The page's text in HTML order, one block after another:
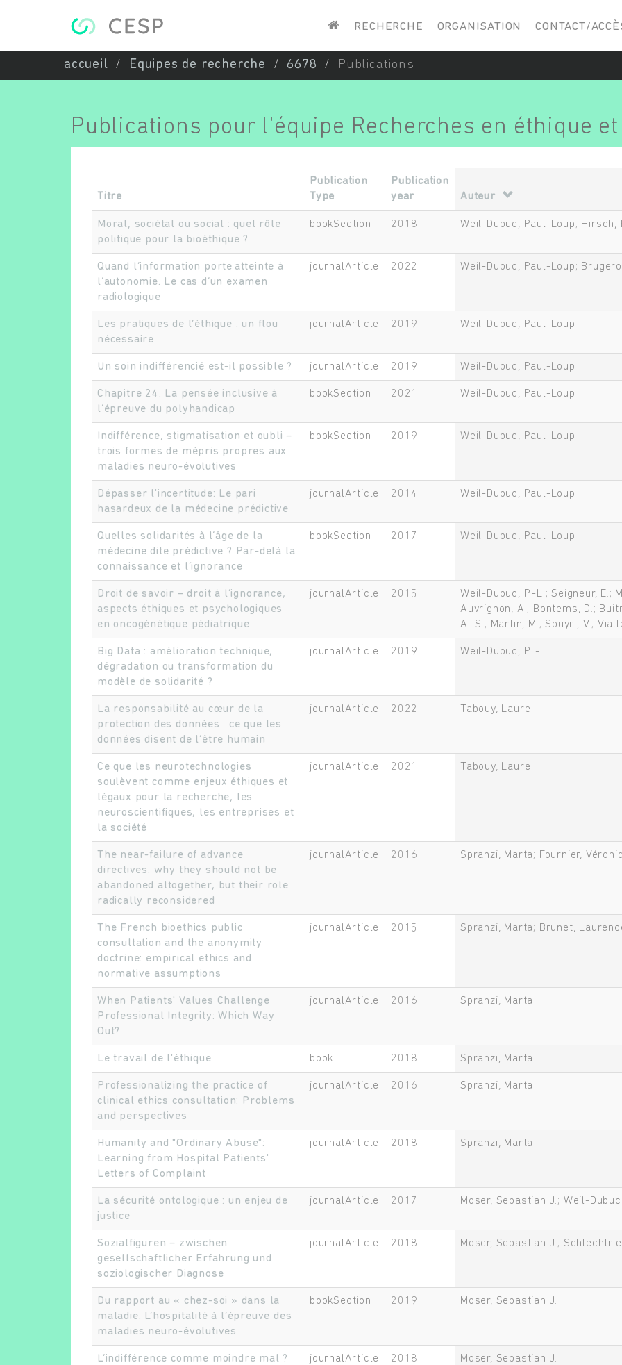
RECHERCHE ORGANISATION CONTACT/
accueil Equipes de recherche 6678 Publications
Publications pour l'équipe Recherches en éthique
Titre
Publication
Type
Publication
year
Auteur
Moral, sociétal ou social : quel rôle
politique pour la bioéthique ?
bookSection 2018 Weil-Dubuc, Paul-Loup; Hirsch,
Quand l’information porte atteinte à
l’autonomie. Le cas d’un examen
radiologique
journalArticle 2022 Weil-Dubuc, Paul-Loup;
Les pratiques de l’éthique : un flou
nécessaire
journalArticle 2019 Weil-Dubuc, Paul-Loup
Un soin indifférencié est-il possible ? journalArticle 2019 Weil-Dubuc, Paul-Loup
Chapitre 24. La pensée inclusive à
l’épreuve du polyhandicap
bookSection 2021 Weil-Dubuc, Paul-Loup
Indifférence, stigmatisation et oubli –
trois formes de mépris propres aux
maladies neuro-évolutives
bookSection 2019 Weil-Dubuc, Paul-Loup
Dépasser l'incertitude: Le pari
hasardeux de la médecine prédictive
journalArticle 2014 Weil-Dubuc, Paul-Loup
Quelles solidarités à l’âge de la
médecine dite prédictive ? Par-delà la
connaissance et l’ignorance
bookSection 2017 Weil-Dubuc, Paul-Loup
Droit de savoir – droit à l’ignorance,
aspects éthiques et psychologiques
en oncogénétique pédiatrique
journalArticle 2015
Weil-Dubuc, P.-L.; Seigneur, E.;
Auvrignon, A.; Bontems, D.;
A.-S.; Martin, M.; Souyri, V.;
Big Data : amélioration technique,
dégradation ou transformation du
modèle de solidarité ?
journalArticle 2019 Weil-Dubuc, P. -L.
La responsabilité au cœur de la
protection des données : ce que les
données disent de l’être humain
journalArticle 2022 Tabouy, Laure
Ce que les neurotechnologies
soulèvent comme enjeux éthiques et
légaux pour la recherche, les
neuroscientifiques, les entreprises et
la société
journalArticle 2021 Tabouy, Laure
The near-failure of advance
directives: why they should not be
abandoned altogether, but their role
radically reconsidered
journalArticle 2016 Spranzi, Marta; Fournier,
The French bioethics public
consultation and the anonymity
doctrine: empirical ethics and
normative assumptions
journalArticle 2015 Spranzi, Marta; Brunet,
When Patients' Values Challenge
Professional Integrity: Which Way
Out?
journalArticle 2016 Spranzi, Marta
Le travail de l'éthique book 2018 Spranzi, Marta
Professionalizing the practice of
clinical ethics consultation: Problems
and perspectives
journalArticle 2016 Spranzi, Marta
Humanity and "Ordinary Abuse":
Learning from Hospital Patients'
Letters of Complaint
journalArticle 2018 Spranzi, Marta
La sécurité ontologique : un enjeu de
justice
journalArticle 2017 Moser, Sebastian J.; Weil-
Sozialfiguren – zwischen
gesellschaftlicher Erfahrung und
soziologischer Diagnose
journalArticle 2018 Moser, Sebastian J.;
Du rapport au « chez-soi » dans la
maladie. L’hospitalité à l’épreuve des
maladies neuro-évolutives
bookSection 2019 Moser, Sebastian J.
L’indifférence comme moindre mal ? journalArticle 2018 Moser, Sebastian J.